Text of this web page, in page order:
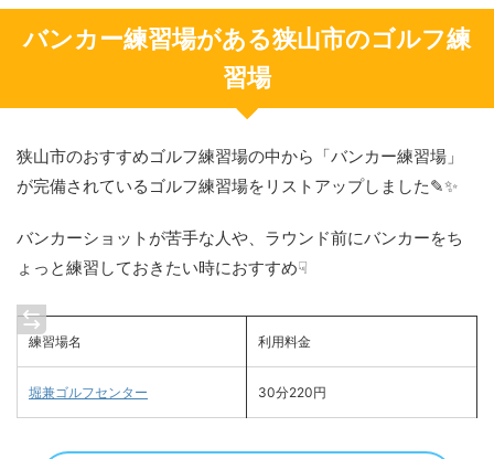
バンカー練習場がある狭山市のゴルフ練
習場
狭山市のおすすめゴルフ練習場の中から「バンカー練習場」
が完備されているゴルフ練習場をリストアップしました✎✨
バンカーショットが苦手な人や、ラウンド前にバンカーをち
ょっと練習しておきたい時におすすめ☟
練習場名 利用料金
堀兼ゴルフセンター 30分220円